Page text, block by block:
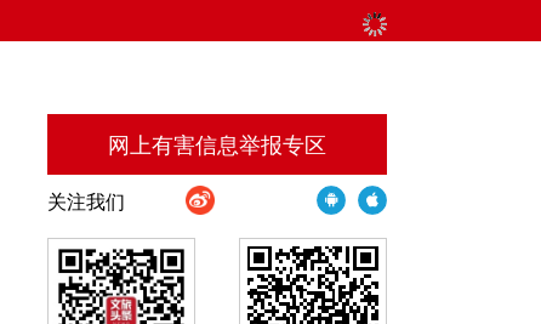
网上有害信息举报专区
关注我们